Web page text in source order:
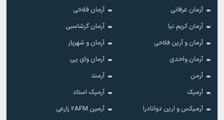
آرمان عرفانی
آرمان فلاحی
آرمان کریم نیا
آرمان گرشاسبی
آرمان و آرین فلاحی
آرمان و شهریار
آرمان واحدی
آرمان وای پی
آرمن
آرمند
آرمیک
آرمیک استاد
آرمیکس و ارین دوانادرا
آرمین 2AFM زارعی